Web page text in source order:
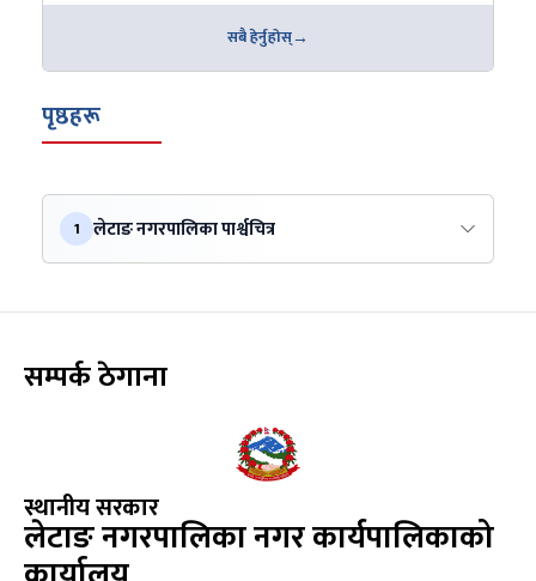
सबै हेर्नुहोस्
पृष्ठहरू
1 लेटाङ नगरपालिका पार्श्वचित्र
सम्पर्क ठेगाना
स्थानीय सरकार
लेटाङ नगरपालिका नगर कार्यपालिकाको